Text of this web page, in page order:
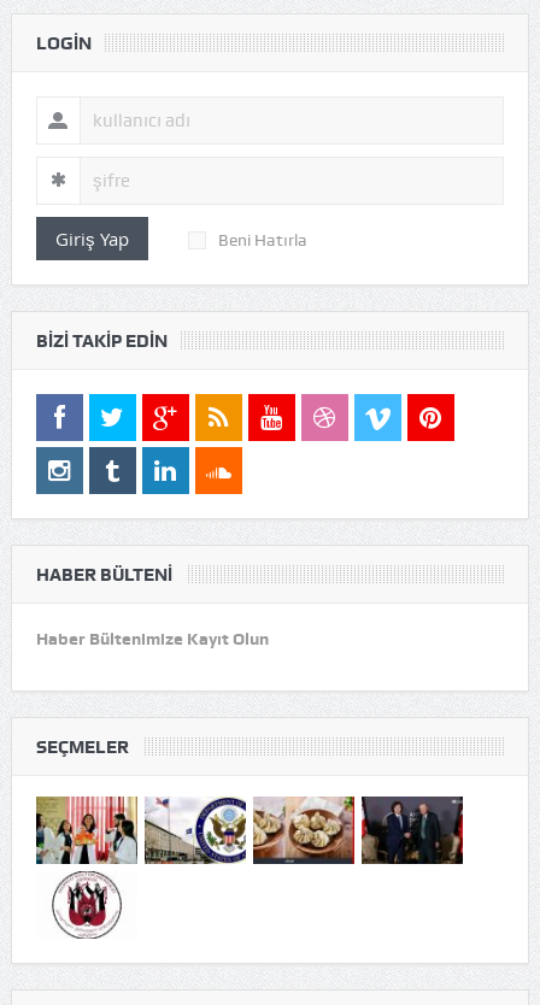
LOGIN
Giriş Yap Beni Hatırla
BIZI TAKIP EDIN
HABER BÜLTENI
Haber Bültenimize Kayıt Olun
SEÇMELER